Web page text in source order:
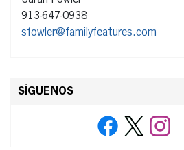
913-647-0938
sfowler@familyfeatures.com
SÍGUENOS